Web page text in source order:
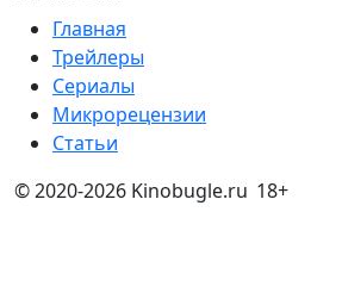
Главная
Трейлеры
Сериалы
Микрорецензии
Статьи
© 2020-2026 Kinobugle.ru 18+